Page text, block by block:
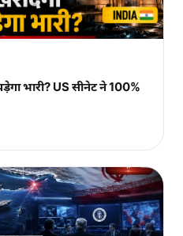
भारी? US सीनेट ने 100%